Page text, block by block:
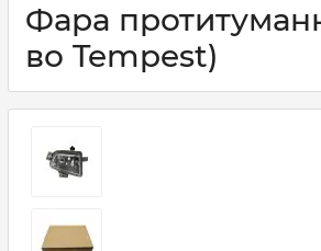
Фара
во Tempest)